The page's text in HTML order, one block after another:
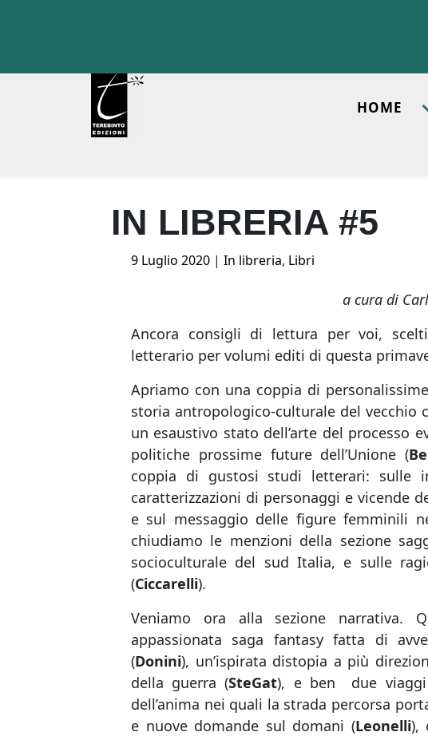
HOME
IN LIBRERIA #5
Posted
9 Luglio 2020 | In libreria, Libri
a cura di
Ancora consigli di lettura per voi,
letterario per volumi editi di questa
Apriamo con una coppia di
storia antropologico-culturale del vecchio
un esaustivo stato dell’arte del processo
politiche prossime future dell’Unione (
coppia di gustosi studi letterari: sulle
caratterizzazioni di personaggi e vicende
e sul messaggio delle figure femminili
chiudiamo le menzioni della sezione
socioculturale del sud Italia, e sulle
(Ciccarelli).
Veniamo ora alla sezione narrativa.
appassionata saga fantasy fatta di
(Donini), un’ispirata distopia a più
della guerra (SteGat), e ben due viaggi
dell’anima nei quali la strada percorsa
e nuove domande sul domani (Leonelli),